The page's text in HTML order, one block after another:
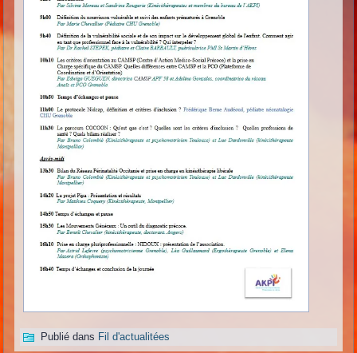
Publié dans Fil d'actualitées